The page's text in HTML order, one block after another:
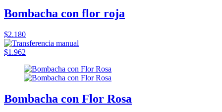
Bombacha con flor roja
$2.180
$1.962
Bombacha con Flor Rosa